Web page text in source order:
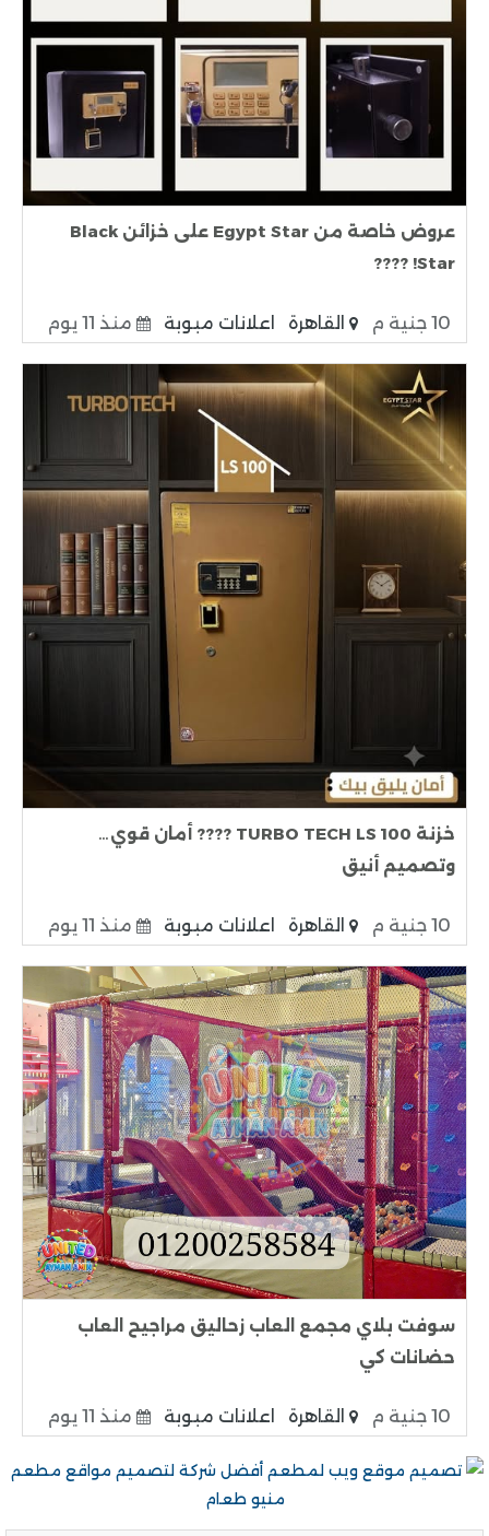
عروض خاصة من Egypt Star على خزائن Black
Star! ????
10 جنية م القاهرة اعلانات مبوبة منذ 11 يوم
خزنة TURBO TECH LS 100 ???? أمان قوي…
وتصميم أنيق
10 جنية م القاهرة اعلانات مبوبة منذ 11 يوم
سوفت بلاي مجمع العاب زحاليق مراجيح العاب
حضانات كي
10 جنية م القاهرة اعلانات مبوبة منذ 11 يوم